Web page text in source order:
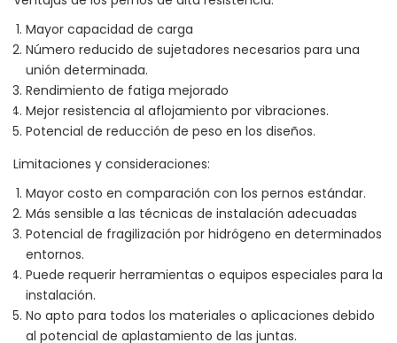
Mayor capacidad de carga
Número reducido de sujetadores necesarios para una
unión determinada.
Rendimiento de fatiga mejorado
Mejor resistencia al aflojamiento por vibraciones.
Potencial de reducción de peso en los diseños.
Limitaciones y consideraciones:
Mayor costo en comparación con los pernos estándar.
Más sensible a las técnicas de instalación adecuadas
Potencial de fragilización por hidrógeno en determinados
entornos.
Puede requerir herramientas o equipos especiales para la
instalación.
No apto para todos los materiales o aplicaciones debido
al potencial de aplastamiento de las juntas.